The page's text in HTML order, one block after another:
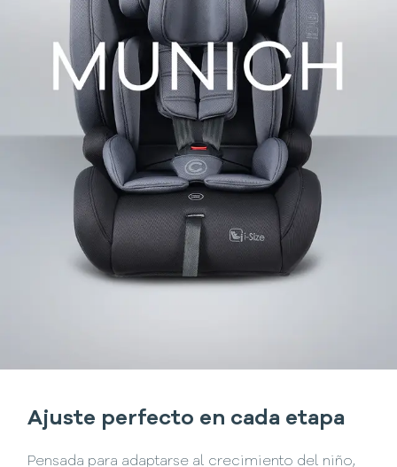
Ajuste perfecto en cada etapa
Pensada para adaptarse al crecimiento del niño,